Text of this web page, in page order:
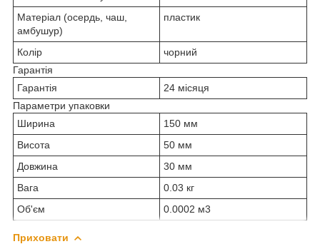
Матеріал (осердь, чаш,
амбушур)
пластик
Колір
чорний
Гарантія
Гарантія
24 місяця
Параметри упаковки
Ширина
150 мм
Висота
50 мм
Довжина
30 мм
Вага
0.03 кг
Об'єм
0.0002 м3
Приховати